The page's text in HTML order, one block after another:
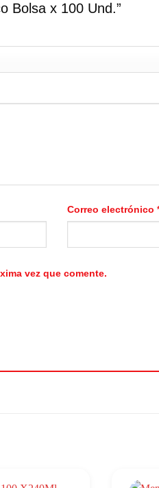
Bolsa x 100 Und.”
Correo electrónico
vez que comente.